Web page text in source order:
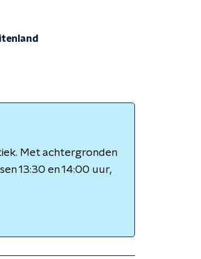
Met achtergronden
13:30 en 14:00 uur,